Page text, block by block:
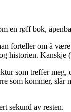
en røff bok,
forteller om å
historien. Kanskje
som treffer
som kommer,
sekund av resten.